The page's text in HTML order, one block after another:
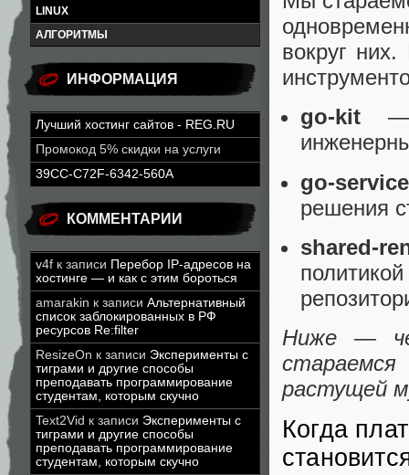
LINUX
АЛГОРИТМЫ
ИНФОРМАЦИЯ
Лучший хостинг сайтов - REG.RU
Промокод 5% скидки на услуги
39CC-C72F-6342-560A
КОММЕНТАРИИ
v4f к записи Перебор IP-адресов на
хостинге — и как с этим бороться
amarakin к записи Альтернативный
список заблокированных в РФ
ресурсов Re:filter
ResizeOn к записи Эксперименты с
тиграми и другие способы
преподавать программирование
студентам, которым скучно
Text2Vid к записи Эксперименты с
тиграми и другие способы
преподавать программирование
студентам, которым скучно
вокруг
go-kit —
go-
решения
shared-
Ниже —
растущей
Когда